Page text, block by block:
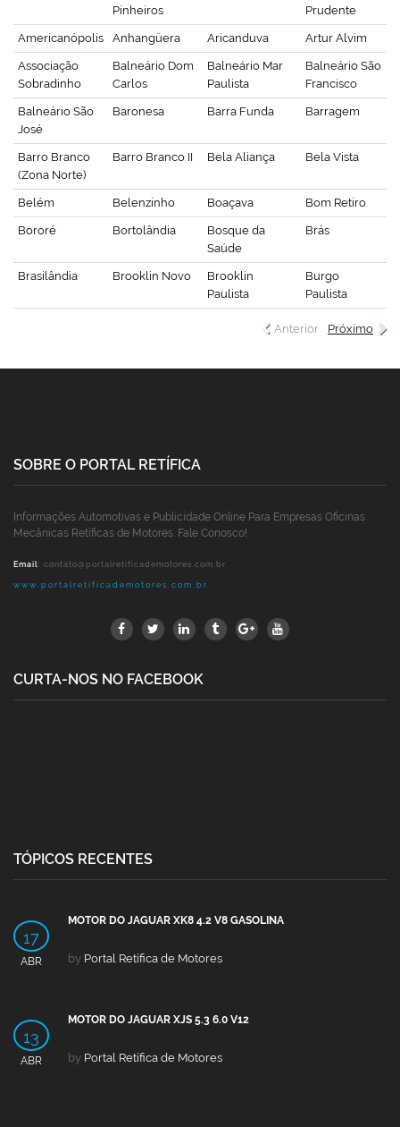
Pinheiros
Prudente
Americanópolis Anhangüera Aricanduva Artur Alvim
Associação
Sobradinho
Balneário Dom
Carlos
Balneário Mar
Paulista
Balneário São
Francisco
Balneário São
José
Baronesa Barra Funda Barragem
Barro Branco
(Zona Norte)
Barro Branco II Bela Aliança Bela Vista
Belém Belenzinho Boaçava Bom Retiro
Bororé Bortolândia
Bosque da
Saúde
Brás
Brasilândia Brooklin Novo
Brooklin
Paulista
Burgo
Paulista
Anterior Próximo
SOBRE O PORTAL RETÍFICA
Informações Automotivas e Publicidade Online Para Empresas Oficinas
Mecânicas Retíficas de Motores. Fale Conosco!
Email : contato@portalretificademotores.com.br
www.portalretificademotores.com.br
CURTA-NOS NO FACEBOOK
TÓPICOS RECENTES
17
ABR
MOTOR DO JAGUAR XK8 4.2 V8 GASOLINA
by Portal Retífica de Motores
13
ABR
MOTOR DO JAGUAR XJS 5.3 6.0 V12
by Portal Retífica de Motores